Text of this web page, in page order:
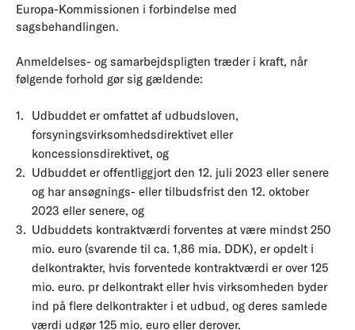
Europa-Kommissionen i forbindelse med
sagsbehandlingen.
Anmeldelses- og samarbejdspligten træder i kraft, når
følgende forhold gør sig gældende:
Udbuddet er omfattet af udbudsloven,
forsyningsvirksomhedsdirektivet eller
koncessionsdirektivet, og
Udbuddet er offentliggjort den 12. juli 2023 eller senere
og har ansøgnings- eller tilbudsfrist den 12. oktober
2023 eller senere, og
Udbuddets kontraktværdi forventes at være mindst 250
mio. euro (svarende til ca. 1,86 mia. DDK), er opdelt i
delkontrakter, hvis forventede kontraktværdi er over 125
mio. euro. pr delkontrakt eller hvis virksomheden byder
ind på flere delkontrakter i et udbud, og deres samlede
værdi udgør 125 mio. euro eller derover.